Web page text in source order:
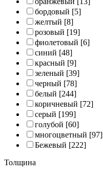
бордовый [5]
желтый [8]
розовый [19]
фиолетовый [6]
синий [48]
красный [9]
зеленый [39]
черный [78]
белый [244]
коричневый [72]
серый [199]
голубой [60]
многоцветный [97]
Бежевый [222]
Толщина